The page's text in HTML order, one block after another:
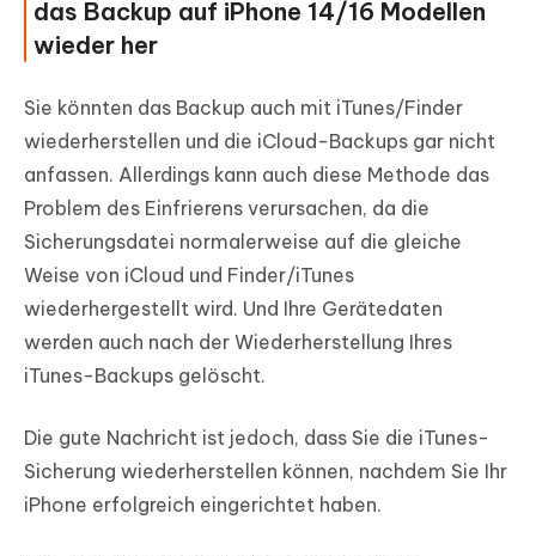
das Backup auf iPhone 14/16 Modellen
wieder her
Sie könnten das Backup auch mit iTunes/Finder
wiederherstellen und die iCloud-Backups gar nicht
anfassen. Allerdings kann auch diese Methode das
Problem des Einfrierens verursachen, da die
Sicherungsdatei normalerweise auf die gleiche
Weise von iCloud und Finder/iTunes
wiederhergestellt wird. Und Ihre Gerätedaten
werden auch nach der Wiederherstellung Ihres
iTunes-Backups gelöscht.
Die gute Nachricht ist jedoch, dass Sie die iTunes-
Sicherung wiederherstellen können, nachdem Sie Ihr
iPhone erfolgreich eingerichtet haben.